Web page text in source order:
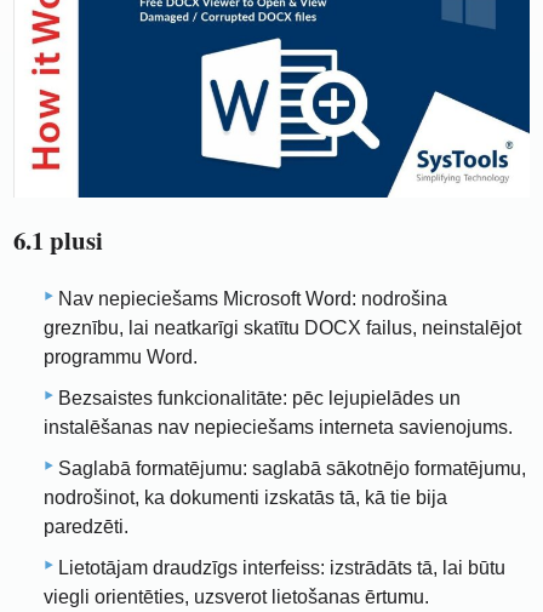
6.1 plusi
Nav nepieciešams Microsoft Word: nodrošina
greznību, lai neatkarīgi skatītu DOCX failus, neinstalējot
programmu Word.
Bezsaistes funkcionalitāte: pēc lejupielādes un
instalēšanas nav nepieciešams interneta savienojums.
Saglabā formatējumu: saglabā sākotnējo formatējumu,
nodrošinot, ka dokumenti izskatās tā, kā tie bija
paredzēti.
Lietotājam draudzīgs interfeiss: izstrādāts tā, lai būtu
viegli orientēties, uzsverot lietošanas ērtumu.